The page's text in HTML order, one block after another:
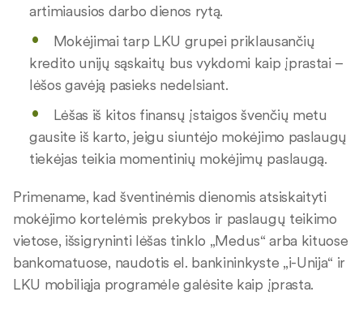
artimiausios darbo dienos rytą.
Mokėjimai tarp LKU grupei priklausančių
kredito unijų sąskaitų bus vykdomi kaip įprastai –
lėšos gavėją pasieks nedelsiant.
Lėšas iš kitos finansų įstaigos švenčių metu
gausite iš karto, jeigu siuntėjo mokėjimo paslaugų
tiekėjas teikia momentinių mokėjimų paslaugą.
Primename, kad šventinėmis dienomis atsiskaityti
mokėjimo kortelėmis prekybos ir paslaugų teikimo
vietose, išsigryninti lėšas tinklo „Medus“ arba kituose
bankomatuose, naudotis el. bankininkyste „i-Unija“ ir
LKU mobiliąja programėle galėsite kaip įprasta.